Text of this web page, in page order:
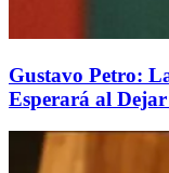
Gustavo Petro:
Esperará al